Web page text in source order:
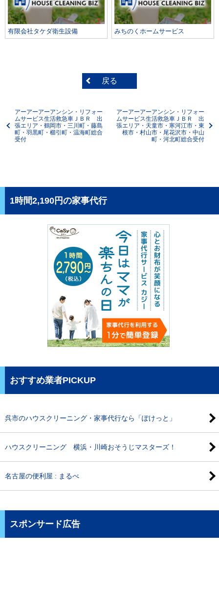
有限会社タケダ衛生設備 みちのくホームサービス
戻る
アーアーアーアンシン・リフォー
ムサービス生活救急車ＪＢＲ 出
張エリア・鶴岡市・三川町・藤島
町・羽黒町・櫛引町・温海町総合
受付
アーアーアーアンシン・リフォー
ムサービス生活救急車ＪＢＲ 出
張エリア・天童市・寒河江市・東
根市・村山市・尾花沢市・中山
町・河北町総合受付
1時間2,190円の家事代行
おすすめ業者PICKUP
呉市のハウスクリーニング・家事代行なら「ぽけっと」
ハウスクリーニング 横浜・川崎おそうじマスターズ！
名古屋の便利屋 : まるべ
スポンサード広告